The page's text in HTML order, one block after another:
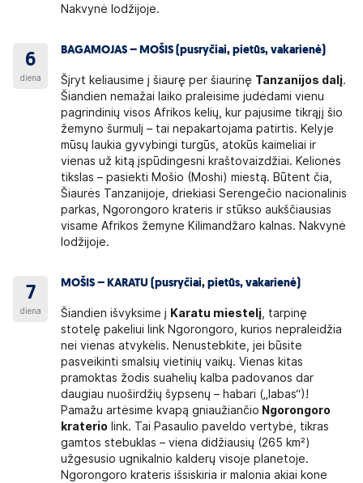
Nakvynė lodžijoje.
6
diena
BAGAMOJAS – MOŠIS (pusryčiai, pietūs, vakarienė)
Šįryt keliausime į šiaurę per šiaurinę Tanzanijos dalį.
Šiandien nemažai laiko praleisime judėdami vienu
pagrindinių visos Afrikos kelių, kur pajusime tikrąjį šio
žemyno šurmulį – tai nepakartojama patirtis. Kelyje
mūsų laukia gyvybingi turgūs, atokūs kaimeliai ir
vienas už kitą įspūdingesni kraštovaizdžiai. Kelionės
tikslas – pasiekti Mošio (Moshi) miestą. Būtent čia,
Šiaurės Tanzanijoje, driekiasi Serengečio nacionalinis
parkas, Ngorongoro krateris ir stūkso aukščiausias
visame Afrikos žemyne Kilimandžaro kalnas. Nakvynė
lodžijoje.
7
diena
MOŠIS – KARATU (pusryčiai, pietūs, vakarienė)
Šiandien išvyksime į Karatu miestelį , tarpinę
stotelę pakeliui link Ngorongoro, kurios nepraleidžia
nei vienas atvykėlis. Nenustebkite, jei būsite
pasveikinti smalsių vietinių vaikų. Vienas kitas
pramoktas žodis suahelių kalba padovanos dar
daugiau nuoširdžių šypsenų – habari („labas“)!
Pamažu artėsime kvapą gniaužiančio Ngorongoro
kraterio link. Tai Pasaulio paveldo vertybė, tikras
gamtos stebuklas – viena didžiausių (265 km²)
užgesusio ugnikalnio kalderų visoje planetoje.
Ngorongoro krateris išsiskiria ir malonia akiai kone